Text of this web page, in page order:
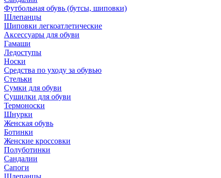
Футбольная обувь (бутсы, шиповки)
Шлепанцы
Шиповки легкоатлетические
Аксессуары для обуви
Гамаши
Ледоступы
Носки
Средства по уходу за обувью
Стельки
Сумки для обуви
Сушилки для обуви
Термоноски
Шнурки
Женская обувь
Ботинки
Женские кроссовки
Полуботинки
Сандалии
Сапоги
Шлепанцы